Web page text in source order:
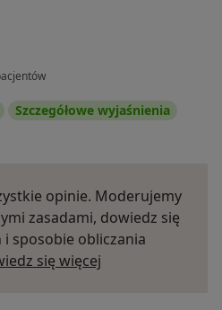
planu terapii —
zaburzenia, wieku
— uwzględniającego
neurologiczne,
wpływające na
atmosfery — bez
tłumaczeniem każdego
Szczegółowe wyjaśnienia
opinie. Moderujemy
zasadami, dowiedz się
sposobie obliczania
się więcej